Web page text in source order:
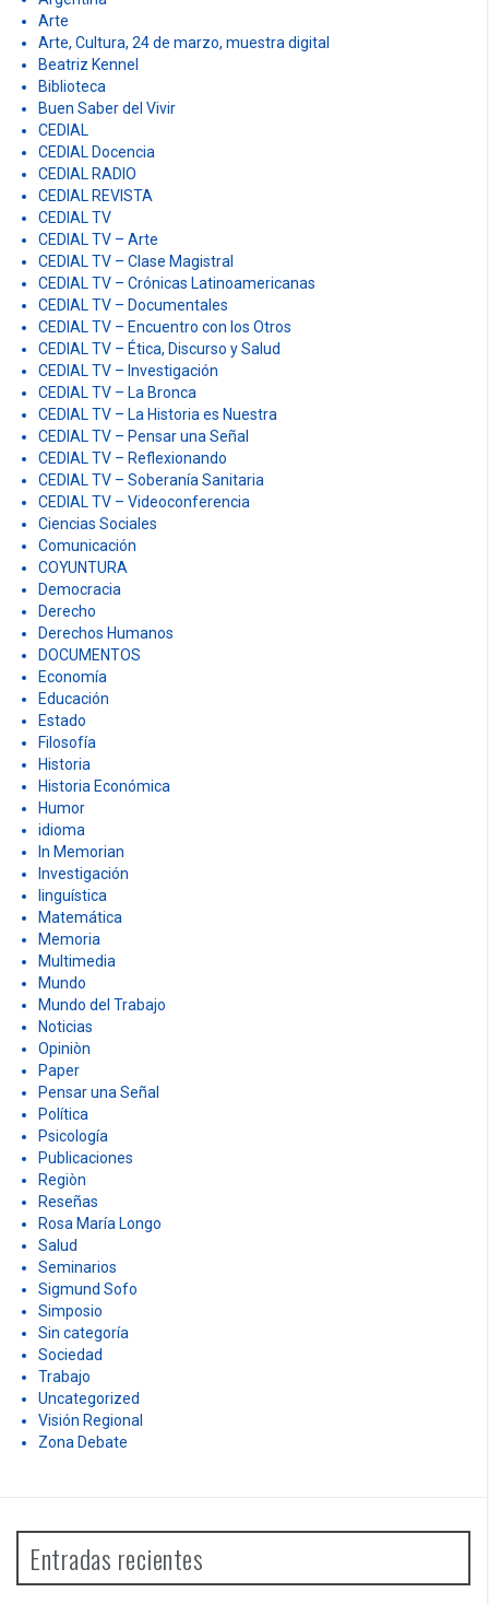
Arte
Arte, Cultura, 24 de marzo, muestra digital
Beatriz Kennel
Biblioteca
Buen Saber del Vivir
CEDIAL
CEDIAL Docencia
CEDIAL RADIO
CEDIAL REVISTA
CEDIAL TV
CEDIAL TV – Arte
CEDIAL TV – Clase Magistral
CEDIAL TV – Crónicas Latinoamericanas
CEDIAL TV – Documentales
CEDIAL TV – Encuentro con los Otros
CEDIAL TV – Ética, Discurso y Salud
CEDIAL TV – Investigación
CEDIAL TV – La Bronca
CEDIAL TV – La Historia es Nuestra
CEDIAL TV – Pensar una Señal
CEDIAL TV – Reflexionando
CEDIAL TV – Soberanía Sanitaria
CEDIAL TV – Videoconferencia
Ciencias Sociales
Comunicación
COYUNTURA
Democracia
Derecho
Derechos Humanos
DOCUMENTOS
Economía
Educación
Estado
Filosofía
Historia
Historia Económica
Humor
idioma
In Memorian
Investigación
linguística
Matemática
Memoria
Multimedia
Mundo
Mundo del Trabajo
Noticias
Opiniòn
Paper
Pensar una Señal
Política
Psicología
Publicaciones
Regiòn
Reseñas
Rosa María Longo
Salud
Seminarios
Sigmund Sofo
Simposio
Sin categoría
Sociedad
Trabajo
Uncategorized
Visión Regional
Zona Debate
Entradas recientes